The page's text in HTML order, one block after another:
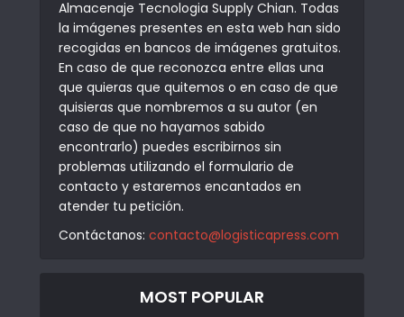
Almacenaje Tecnologia Supply Chian. Todas
la imágenes presentes en esta web han sido
recogidas en bancos de imágenes gratuitos.
En caso de que reconozca entre ellas una
que quieras que quitemos o en caso de que
quisieras que nombremos a su autor (en
caso de que no hayamos sabido
encontrarlo) puedes escribirnos sin
problemas utilizando el formulario de
contacto y estaremos encantados en
atender tu petición.
Contáctanos: contacto@logisticapress.com
MOST POPULAR